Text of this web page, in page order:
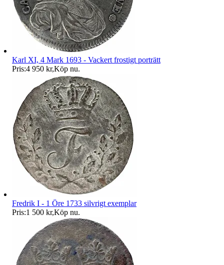
Karl XI, 4 Mark 1693 - Vackert frostigt porträtt
Pris:4 950 kr,Köp nu.
Fredrik I - 1 Öre 1733 silvrigt exemplar
Pris:1 500 kr,Köp nu.